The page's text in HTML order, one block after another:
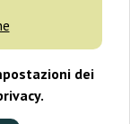
dei